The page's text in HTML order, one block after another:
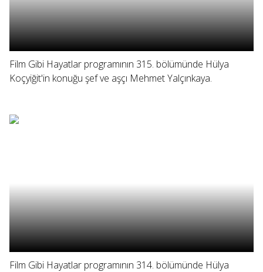
Film Gibi Hayatlar programının 315. bölümünde Hülya
Koçyiğit'in konuğu şef ve aşçı Mehmet Yalçınkaya.
Film Gibi Hayatlar programının 314. bölümünde Hülya